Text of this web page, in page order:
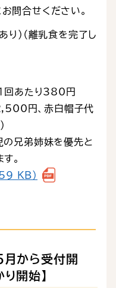
問合せください。
り）（離乳食を完了し
回あたり380円
円、赤白帽子代
の兄弟姉妹を優先と
。
KB）
月から受付開
開始】